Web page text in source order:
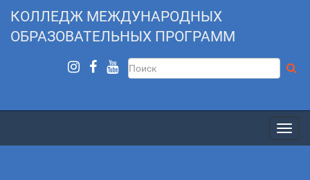
КОЛЛЕДЖ МЕЖДУНАРОДНЫХ
ОБРАЗОВАТЕЛЬНЫХ ПРОГРАММ